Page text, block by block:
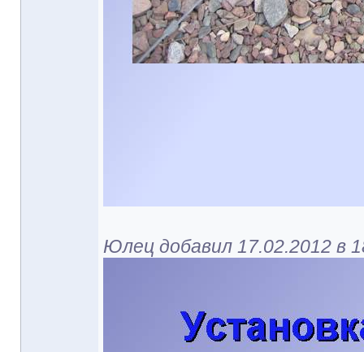
Юлец добавил 17.02.2012 в